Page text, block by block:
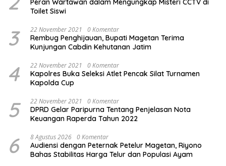
Peran Wartawan dalam Mengungkap Misteri CCTV di
Toilet Siswi
3 22 November 2021 0 Komentar
Rembug Penghijauan, Bupati Magetan Terima
Kunjungan Cabdin Kehutanan Jatim
4 22 November 2021 0 Komentar
Kapolres Buka Seleksi Atlet Pencak Silat Turnamen
Kapolda Cup
5 22 November 2021 0 Komentar
DPRD Gelar Paripurna Tentang Penjelasan Nota
Keuangan Raperda Tahun 2022
6 8 Agustus 2026 0 Komentar
Audiensi dengan Peternak Petelur Magetan, Riyono
Bahas Stabilitas Harga Telur dan Populasi Ayam